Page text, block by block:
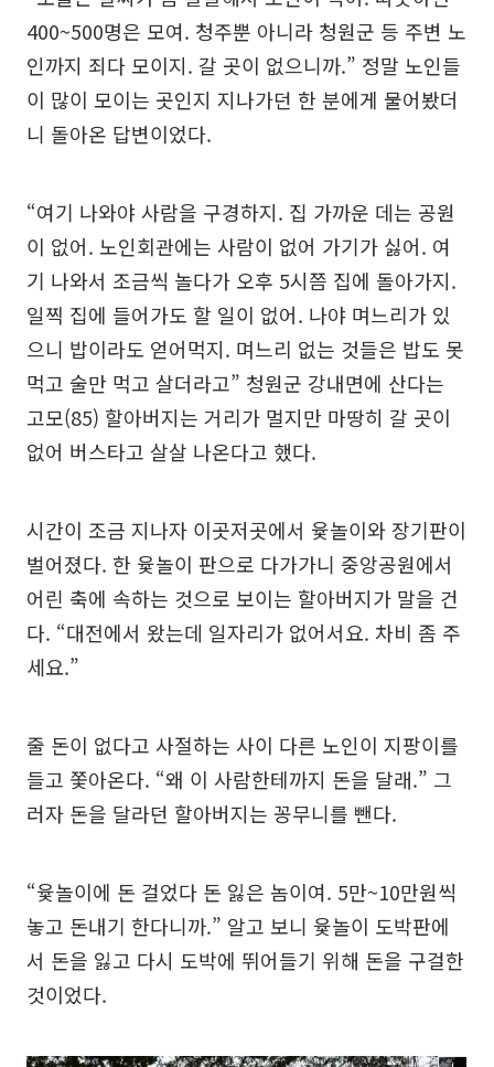
400~500명은 모여. 청주뿐 아니라 청원군 등 주변 노
인까지 죄다 모이지. 갈 곳이 없으니까.” 정말 노인들
이 많이 모이는 곳인지 지나가던 한 분에게 물어봤더
니 돌아온 답변이었다.
“여기 나와야 사람을 구경하지. 집 가까운 데는 공원
이 없어. 노인회관에는 사람이 없어 가기가 싫어. 여
기 나와서 조금씩 놀다가 오후 5시쯤 집에 돌아가지.
일찍 집에 들어가도 할 일이 없어. 나야 며느리가 있
으니 밥이라도 얻어먹지. 며느리 없는 것들은 밥도 못
먹고 술만 먹고 살더라고” 청원군 강내면에 산다는
고모(85) 할아버지는 거리가 멀지만 마땅히 갈 곳이
없어 버스타고 살살 나온다고 했다.
시간이 조금 지나자 이곳저곳에서 윷놀이와 장기판이
벌어졌다. 한 윷놀이 판으로 다가가니 중앙공원에서
어린 축에 속하는 것으로 보이는 할아버지가 말을 건
다. “대전에서 왔는데 일자리가 없어서요. 차비 좀 주
세요.”
줄 돈이 없다고 사절하는 사이 다른 노인이 지팡이를
들고 쫓아온다. “왜 이 사람한테까지 돈을 달래.” 그
러자 돈을 달라던 할아버지는 꽁무니를 뺀다.
“윷놀이에 돈 걸었다 돈 잃은 놈이여. 5만~10만원씩
놓고 돈내기 한다니까.” 알고 보니 윷놀이 도박판에
서 돈을 잃고 다시 도박에 뛰어들기 위해 돈을 구걸한
것이었다.